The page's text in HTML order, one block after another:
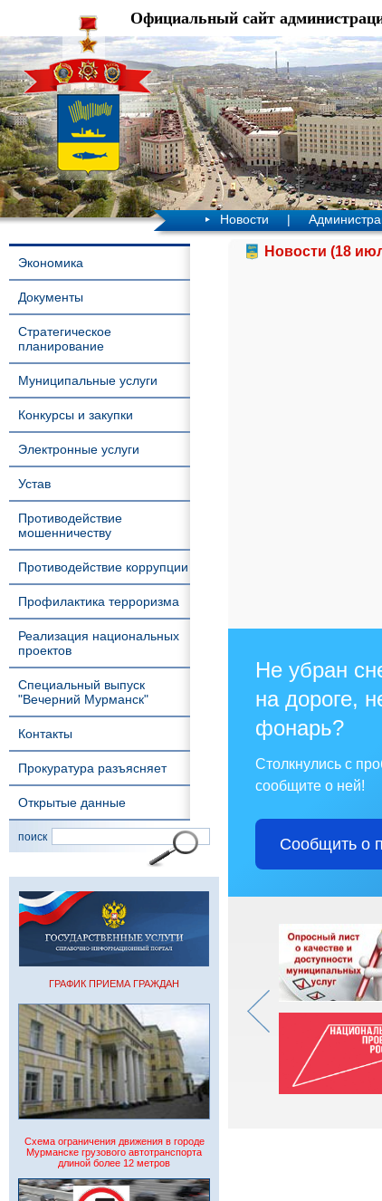
Официальный сайт
Новости |
Экономика
Документы
Стратегическое
планирование
Муниципальные услуги
Конкурсы и закупки
Электронные услуги
Устав
Противодействие
мошенничеству
Противодействие коррупции
Профилактика терроризма
Реализация национальных
проектов
Специальный выпуск
"Вечерний Мурманск"
Контакты
Прокуратура разъясняет
Открытые данные
поиск
ГРАФИК ПРИЕМА ГРАЖДАН
Схема ограничения движения в городе
Мурманске грузового автотранспорта
длиной более 12 метров
Новости (18
Не убран
на дороге,
фонарь?
Столкнулись с
сообщите о ней!
Сообщить о